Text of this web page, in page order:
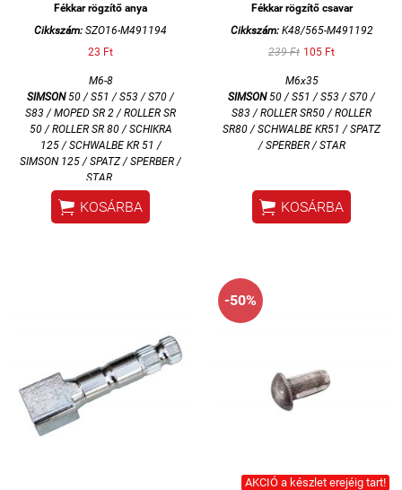
Fékkar rögzítő anya
Cikkszám: SZO16-M491194
23 Ft
M6-8
SIMSON50 / S51 / S53 / S70 /
S83 / MOPED SR 2 / ROLLER SR
50 / ROLLER SR 80 / SCHIKRA
125 / SCHWALBE KR 51 /
SIMSON 125 / SPATZ / SPERBER /
STAR
 KOSÁRBA
Fékkar rögzítő csavar
Cikkszám:K48/565-M491192
239 Ft 105 Ft
M6x35
SIMSON50 / S51 / S53 / S70 /
S83 / ROLLER SR50 / ROLLER
SR80 / SCHWALBE KR51 / SPATZ
/ SPERBER / STAR
 KOSÁRBA
-50%
AKCIÓ a készlet erejéig tart!